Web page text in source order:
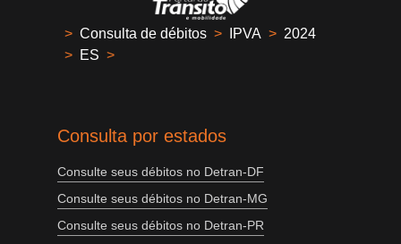
> Consulta de débitos > IPVA > 2024
> ES >
Consulta por estados
Consulte seus débitos no Detran-DF
Consulte seus débitos no Detran-MG
Consulte seus débitos no Detran-PR